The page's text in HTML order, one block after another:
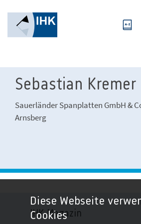
Sebastian Kremer
Sauerländer Spanplatten GmbH &
Arnsberg
IHK-Magazin
Diese Webseite
Cookies